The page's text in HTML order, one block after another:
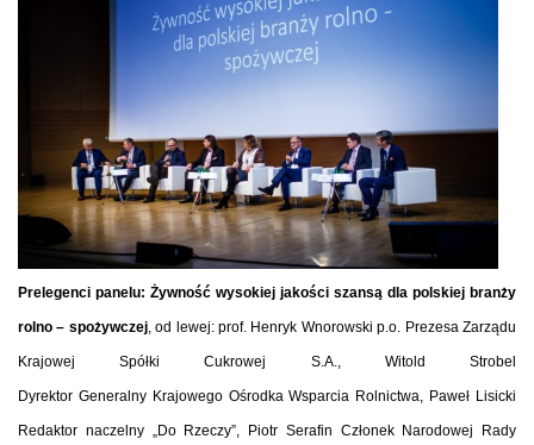
Prelegenci panelu: Żywność wysokiej jakości szansą dla polskiej branży
rolno – spożywczej, od lewej: prof. Henryk Wnorowski p.o. Prezesa Zarządu
Krajowej Spółki Cukrowej S.A., Witold Strobel
Dyrektor Generalny Krajowego Ośrodka Wsparcia Rolnictwa, Paweł Lisicki
Redaktor naczelny „Do Rzeczy”, Piotr Serafin Członek Narodowej Rady